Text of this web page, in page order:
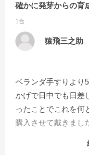
確かに発芽からの育
1台
猿飛三之助
ベランダ手すりより
かげで日中でも日差
ったことでこれを何
購入させて戴きまし
れていたヒョロッと